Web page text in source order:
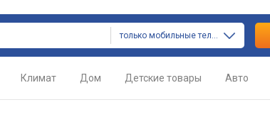
только мобильные телефоны
Климат Дом Детские товары Авто